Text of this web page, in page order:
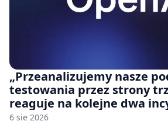
„Przeanalizujemy nasze
testowania przez strony
reaguje na kolejne dwa
udziałem autorskich modeli
6 sie 2026